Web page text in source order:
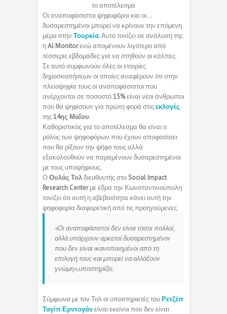
το αποτέλεσμα
Οι αναποφάσιστοι ψηφοφόροι και οι…
δυσαρεστημένοι μπορεί να κρίνουν την επόμενη
μέρα στην Τουρκία. Αυτό τονίζει σε ανάλυση της
ηAl Μonitorενώ απομένουν λιγότερο από
τέσσερις εβδομάδες για να στηθούν οι κάλπες.
Σε αυτό συμφωνούν όλες οι εταιρίες
δημοσκοπήσεων οι οποίες αναφέρουν ότι στην
πλειοψηφία τους οι αναποφάσιστοι που
ανέρχονται σε ποσοστό15%είναι νέοι άνθρωποι
που θα ψηφίσουν για πρώτη φορά στιςεκλογές
της14ης Μαΐου.
Καθοριστικός για το αποτέλεσμα θα είναι ο
ρόλος των ψηφοφόρων που έχουν αποφασίσει
που θα ρίξουν την ψήφο τους αλλά
εξακολουθούν να παραμένουν δυσαρεστημένοι
με τους υποψήφιους.
ΟΟυλάς Τολδιευθυντής στο Social Impact
Research Centerμε έδρα την Κωνσταντινούπολη
τονίζει ότι αυτή η αβεβαιότητα κάνει αυτή την
ψηφοφορία διαφορετική από τις προηγούμενες.
«Οι αναποφάσιστοι δεν είναι τόσοι πολλοί,
αλλά υπάρχουν αρκετοί δυσαρεστημένοι
που δεν είναι ικανοποιημένοι από τη
επιλογή τους και μπορεί να αλλάξουν
γνώμη»,υποστηρίζει.
Σύμφωνα με τον Τολ οι υποστηρικτές τουΡετζέπ
Ταγίπ Ερντογάνείναι εκείνοι που δεν είναι